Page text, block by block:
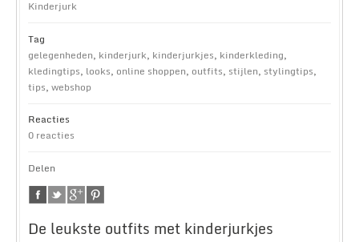
Kinderjurk
Tag
gelegenheden, kinderjurk, kinderjurkjes, kinderkleding,
kledingtips, looks, online shoppen, outfits, stijlen, stylingtips,
tips, webshop
Reacties
0 reacties
Delen
De leukste outfits met kinderjurkjes